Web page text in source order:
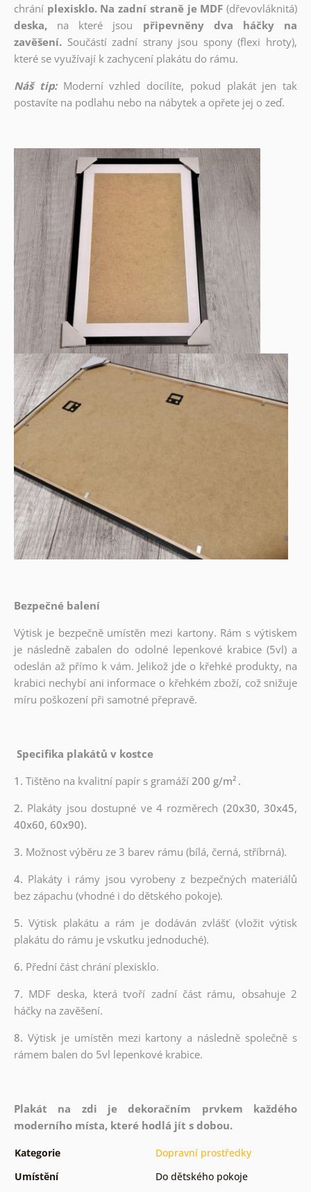
chrání plexisklo. Na zadní straně je MDF (dřevovláknitá)
deska,
na které jsou
připevněny dva háčky na
zavěšení. Součástí zadní strany jsou spony (flexi hroty),
které se využívají k zachycení plakátu do rámu.
Náš tip: Moderní vzhled docílíte, pokud plakát jen tak
postavíte na podlahu nebo na nábytek a opřete jej o zeď.
Bezpečné balení
Výtisk je bezpečně umístěn mezi kartony. Rám s výtiskem
je následně zabalen do odolné lepenkové krabice (5vl) a
odeslán až přímo k vám. Jelikož jde o křehké produkty, na
krabici nechybí ani informace o křehkém zboží, což snižuje
míru poškození při samotné přepravě.
Specifika plakátů v kostce
1. Tištěno na kvalitní papír s gramáží200 g/m² .
2. Plakáty jsou dostupné ve 4 rozměrech (20x30, 30x45,
40x60, 60x90).
3. Možnost výběru ze 3 barev rámu (bílá, černá, stříbrná).
4. Plakáty i rámy jsou vyrobeny z bezpečných materiálů
bez zápachu (vhodné i do dětského pokoje).
5.Výtisk plakátu a rám je dodáván zvlášť (vložit výtisk
plakátu do rámu je vskutku jednoduché).
6. Přední část chrání plexisklo.
7. MDF deska, která tvoří zadní část rámu, obsahuje 2
háčky na zavěšení.
8. Výtisk je umístěn mezi kartony a následně společně s
rámem balen do 5vl lepenkové krabice.
Plakát na zdi je dekoračním prvkem každého
moderního místa, které hodlá jít s dobou.
Kategorie
Dopravní prostředky
Umístění
Do dětského pokoje